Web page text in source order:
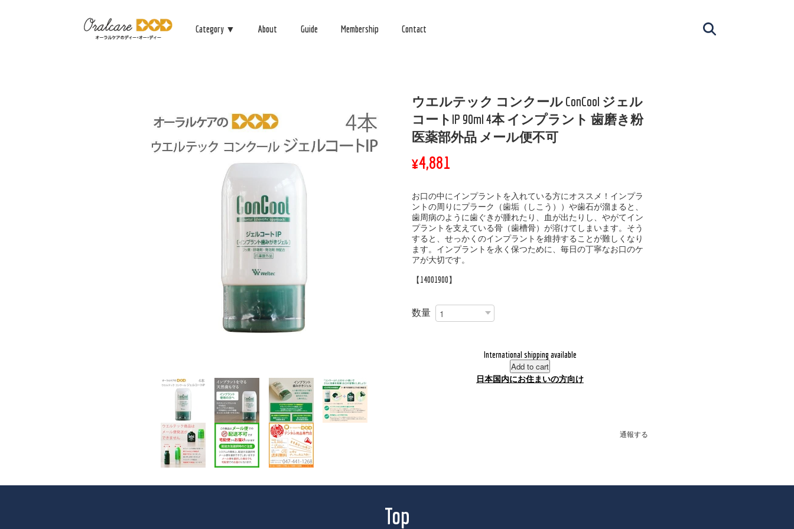
Category ▼ About Guide Membership Contact
ウエルテック コンクール ConCool ジェル
コートIP 90ml 4本 インプラント 歯磨き粉
医薬部外品 メール便不可
¥4,881
お口の中にインプラントを入れている方にオススメ！インプラ
ントの周りにプラーク（歯垢（しこう））や歯石が溜まると、
歯周病のように歯ぐきが腫れたり、血が出たりし、やがてイン
プラントを支えている骨（歯槽骨）が溶けてしまいます。そう
すると、せっかくのインプラントを維持することが難しくなり
ます。インプラントを永く保つために、毎日の丁寧なお口のケ
アが大切です。
【14001900】
数量
International shipping available
Add to cart
日本国内にお住まいの方向け
通報する
Top